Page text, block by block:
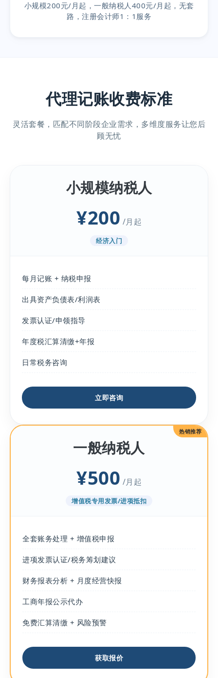
小规模200元/月起，一般纳税人400元/月起，无套
路，注册会计师1：1服务
代理记账收费标准
灵活套餐，匹配不同阶段企业需求，多维度服务让您后
顾无忧
小规模纳税人
¥200 /月起
经济入门
每月记账 + 纳税申报
出具资产负债表/利润表
发票认证/申领指导
年度税汇算清缴+年报
日常税务咨询
立即咨询
热销推荐
一般纳税人
¥500 /月起
增值税专用发票/进项抵扣
全套账务处理 + 增值税申报
进项发票认证/税务筹划建议
财务报表分析 + 月度经营快报
工商年报公示代办
免费汇算清缴 + 风险预警
获取报价